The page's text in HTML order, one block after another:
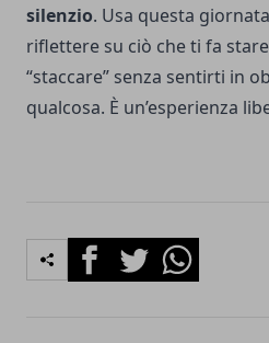
silenzio. Usa questa
riflettere su ciò che ti fa
“staccare” senza sentirti in
qualcosa. È un’esperienza
FacebookTwitterWhatsapp